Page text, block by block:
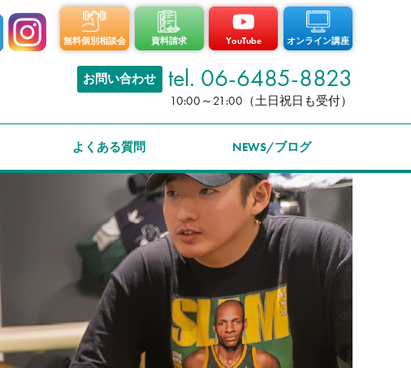
無料個別相談会 資料請求 YouTube オンライン講座
お問い合わせ tel. 06-6485-8823
10:00～21:00（土日祝日も受付）
よくある質問 NEWS/ブログ